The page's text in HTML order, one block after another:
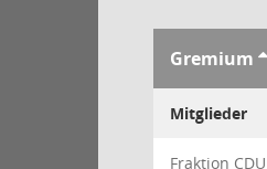
Gremium
Mitglieder
Fraktion CDU